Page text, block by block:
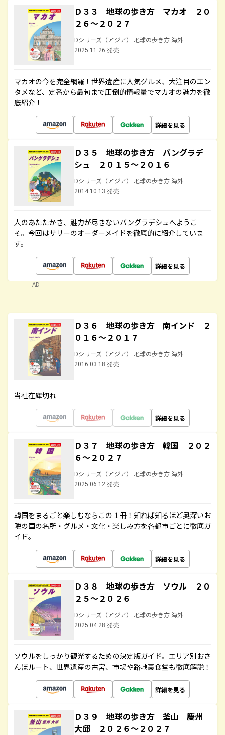
Ｄ３３ 地球の歩き方 マカオ ２０
２６～２０２７
Dシリーズ（アジア） 地球の歩き方 海外
2025.11.26 発売
マカオの今を完全網羅！世界遺産に人気グルメ、大注目のエン
タメなど、定番から最旬まで圧倒的情報量でマカオの魅力を徹
底紹介！
詳細を見る
Ｄ３５ 地球の歩き方 バングラデ
シュ ２０１５～２０１６
Dシリーズ（アジア） 地球の歩き方 海外
2014.10.13 発売
人のあたたかさ、魅力が尽きないバングラデシュへようこ
そ。今回はサリーのオーダーメイドを徹底的に紹介していま
す。
詳細を見る
AD
Ｄ３６ 地球の歩き方 南インド ２
０１６～２０１７
Dシリーズ（アジア） 地球の歩き方 海外
2016.03.18 発売
当社在庫切れ
詳細を見る
Ｄ３７ 地球の歩き方 韓国 ２０２
６～２０２７
Dシリーズ（アジア） 地球の歩き方 海外
2025.06.12 発売
韓国をまるごと楽しむならこの１冊！知れば知るほど奥深いお
隣の国の名所・グルメ・文化・楽しみ方を各都市ごとに徹底ガ
イド。
詳細を見る
Ｄ３８ 地球の歩き方 ソウル ２０
２５～２０２６
Dシリーズ（アジア） 地球の歩き方 海外
2025.04.28 発売
ソウルをしっかり観光するための決定版ガイド。エリア別おさ
んぽルート、世界遺産の古宮、市場や路地裏食堂も徹底解説！
詳細を見る
Ｄ３９ 地球の歩き方 釜山 慶州
大邱 ２０２６～２０２７